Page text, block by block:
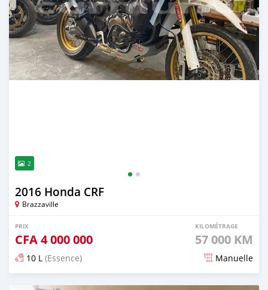
2
2016 Honda CRF
Brazzaville
PRIX
CFA4 000 000
KILOMÉTRAGE
57 000 KM
10 L (Essence) Manuelle
Publié il y a environ 3 ans